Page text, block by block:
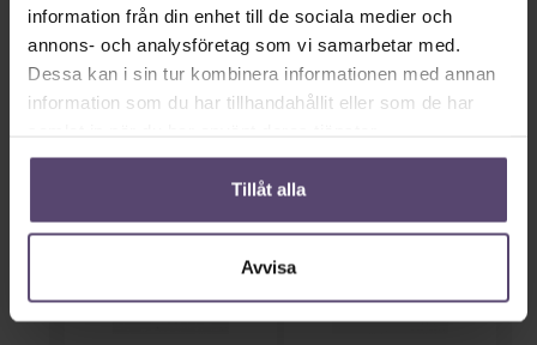
information från din enhet till de sociala medier och
annons- och analysföretag som vi samarbetar med.
Dessa kan i sin tur kombinera informationen med annan
information som du har tillhandahållit eller som de har
Tillåt alla
Avvisa